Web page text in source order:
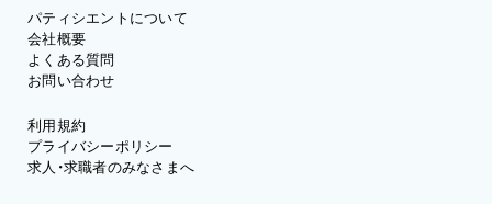
パティシエントについて
会社概要
よくある質問
お問い合わせ
利用規約
プライバシーポリシー
求人・求職者のみなさまへ